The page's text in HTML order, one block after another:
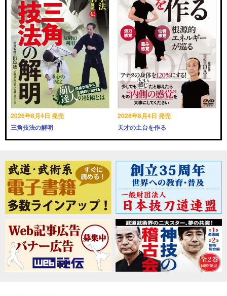
2026年8月4日 発売
三角技法の解明
2026年8月4日 発売
天才の土台を作る